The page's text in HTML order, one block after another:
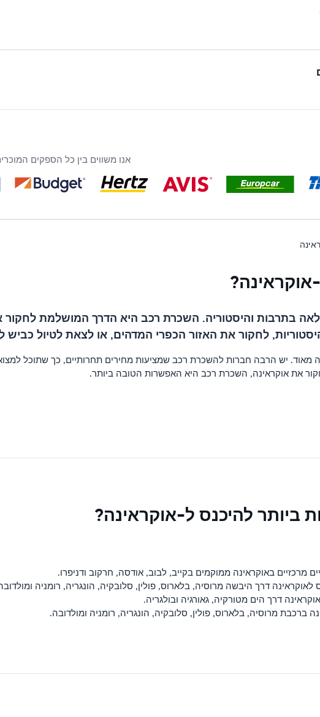
אנו משווים בין כל הספקים
בתרבות והיסטוריה. השכרת רכב היא הדרך המושלמת
לחקור את האזור הכפרי המדהים, או לצאת לטיול כביש
מאוד. יש הרבה חברות להשכרת רכב שמציעות מחירים תחרותיים, כך שתוכל
את אוקראינה, השכרת רכב היא האפשרות הטובה ביותר.
ביותר להיכנס ל-אוקראינה?
מרכזיים באוקראינה ממוקמים בקייב, לבוב, אודסה, חרקוב ודניפרו.
דרך היבשה מרוסיה, בלארוס, פולין, סלובקיה, הונגריה, רומניה
דרך הים מטורקיה, גאורגיה ובולגריה.
ברכבת מרוסיה, בלארוס, פולין, סלובקיה, הונגריה, רומניה ומולדובה.